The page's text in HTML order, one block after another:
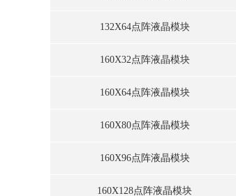
132X64点阵液晶模块
160X32点阵液晶模块
160X64点阵液晶模块
160X80点阵液晶模块
160X96点阵液晶模块
160X128点阵液晶模块